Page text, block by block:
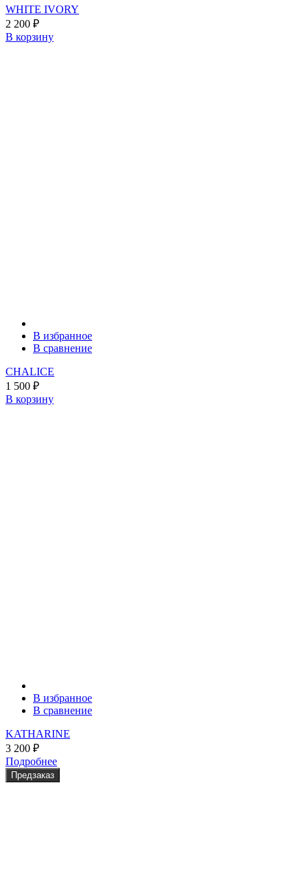
WHITE IVORY
2 200 ₽
В корзину
В избранное
В сравнение
CHALICE
1 500 ₽
В корзину
В избранное
В сравнение
KATHARINE
3 200 ₽
Подробнее
Предзаказ